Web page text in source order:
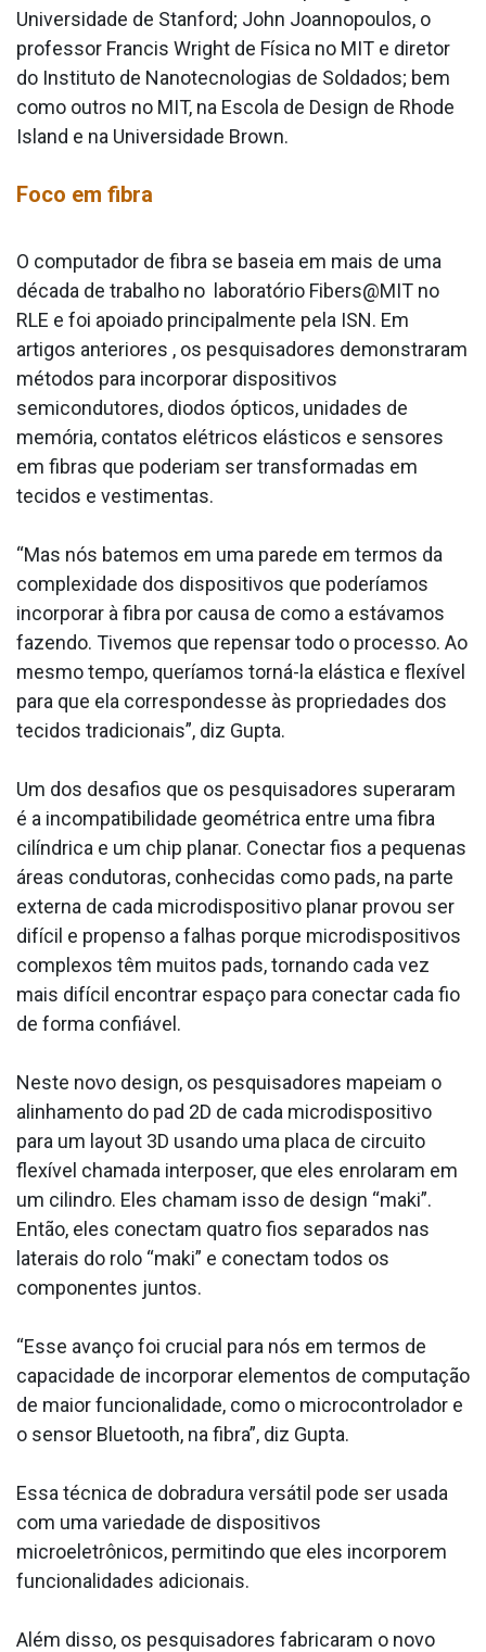
Universidade de Stanford; John Joannopoulos, o
professor Francis Wright de Física no MIT e diretor
do Instituto de Nanotecnologias de Soldados; bem
como outros no MIT, na Escola de Design de Rhode
Island e na Universidade Brown.
Foco em fibra
O computador de fibra se baseia em mais de uma
década de trabalho no laboratório Fibers@MIT no
RLE e foi apoiado principalmente pela ISN. Em
artigos anteriores , os pesquisadores demonstraram
métodos para incorporar dispositivos
semicondutores, diodos ópticos, unidades de
memória, contatos elétricos elásticos e sensores
em fibras que poderiam ser transformadas em
tecidos e vestimentas.
“Mas nós batemos em uma parede em termos da
complexidade dos dispositivos que poderíamos
incorporar à fibra por causa de como a estávamos
fazendo. Tivemos que repensar todo o processo. Ao
mesmo tempo, queríamos torná-la elástica e flexível
para que ela correspondesse às propriedades dos
tecidos tradicionais”, diz Gupta.
Um dos desafios que os pesquisadores superaram
é a incompatibilidade geométrica entre uma fibra
cilíndrica e um chip planar. Conectar fios a pequenas
áreas condutoras, conhecidas como pads, na parte
externa de cada microdispositivo planar provou ser
difícil e propenso a falhas porque microdispositivos
complexos têm muitos pads, tornando cada vez
mais difícil encontrar espaço para conectar cada fio
de forma confiável.
Neste novo design, os pesquisadores mapeiam o
alinhamento do pad 2D de cada microdispositivo
para um layout 3D usando uma placa de circuito
flexível chamada interposer, que eles enrolaram em
um cilindro. Eles chamam isso de design “maki”.
Então, eles conectam quatro fios separados nas
laterais do rolo “maki” e conectam todos os
componentes juntos.
“Esse avanço foi crucial para nós em termos de
capacidade de incorporar elementos de computação
de maior funcionalidade, como o microcontrolador e
o sensor Bluetooth, na fibra”, diz Gupta.
Essa técnica de dobradura versátil pode ser usada
com uma variedade de dispositivos
microeletrônicos, permitindo que eles incorporem
funcionalidades adicionais.
Além disso, os pesquisadores fabricaram o novo